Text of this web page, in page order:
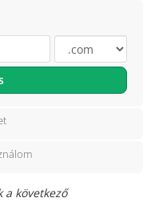
a következő